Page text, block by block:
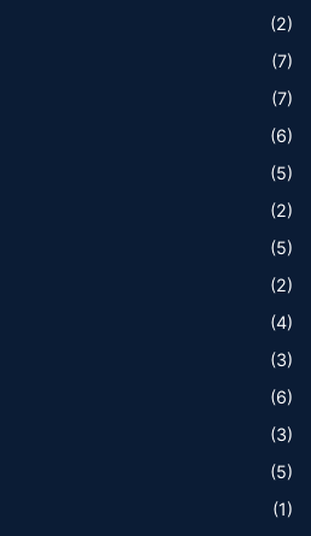
(2)
(7)
(7)
(6)
(5)
(2)
(5)
(2)
(4)
(3)
(6)
(3)
(5)
(1)